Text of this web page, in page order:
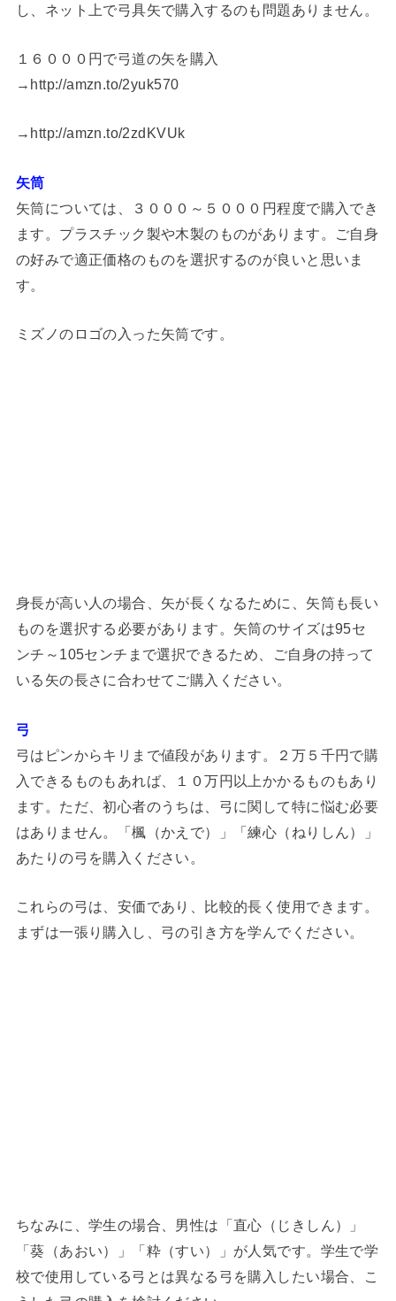
し、ネット上で弓具矢で購入するのも問題ありません。
１６０００円で弓道の矢を購入
→http://amzn.to/2yuk570
→http://amzn.to/2zdKVUk
矢筒
矢筒については、３０００～５０００円程度で購入でき
ます。プラスチック製や木製のものがあります。ご自身
の好みで適正価格のものを選択するのが良いと思いま
す。
ミズノのロゴの入った矢筒です。
身長が高い人の場合、矢が長くなるために、矢筒も長い
ものを選択する必要があります。矢筒のサイズは95セ
ンチ～105センチまで選択できるため、ご自身の持って
いる矢の長さに合わせてご購入ください。
弓
弓はピンからキリまで値段があります。２万５千円で購
入できるものもあれば、１０万円以上かかるものもあり
ます。ただ、初心者のうちは、弓に関して特に悩む必要
はありません。「楓（かえで）」「練心（ねりしん）」
あたりの弓を購入ください。
これらの弓は、安価であり、比較的長く使用できます。
まずは一張り購入し、弓の引き方を学んでください。
ちなみに、学生の場合、男性は「直心（じきしん）」
「葵（あおい）」「粋（すい）」が人気です。学生で学
校で使用している弓とは異なる弓を購入したい場合、こ